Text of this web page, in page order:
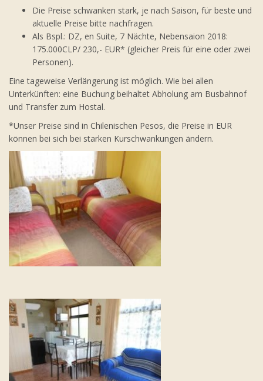
Die Preise schwanken stark, je nach Saison, für beste und
aktuelle Preise bitte nachfragen.
Als Bspl.: DZ, en Suite, 7 Nächte, Nebensaion 2018:
175.000CLP/ 230,- EUR* (gleicher Preis für eine oder zwei
Personen).
Eine tageweise Verlängerung ist möglich. Wie bei allen
Unterkünften: eine Buchung beihaltet Abholung am Busbahnof
und Transfer zum Hostal.
*Unser Preise sind in Chilenischen Pesos, die Preise in EUR
können bei sich bei starken Kurschwankungen ändern.